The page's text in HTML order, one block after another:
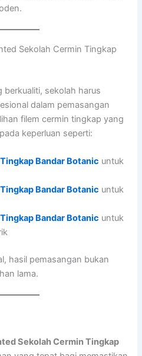
Sekolah Cermin Tingkap
berkualiti, sekolah harus
dalam pemasangan
filem cermin tingkap yang
keperluan seperti:
Bandar Botanic untuk
Bandar Botanic untuk
Bandar Botanic untuk
hasil pemasangan bukan
lama.
Sekolah Cermin Tingkap